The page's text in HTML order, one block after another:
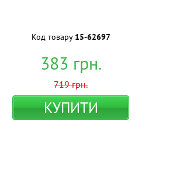
Код товару 15-62697
383 грн.
719грн.
КУПИТИ